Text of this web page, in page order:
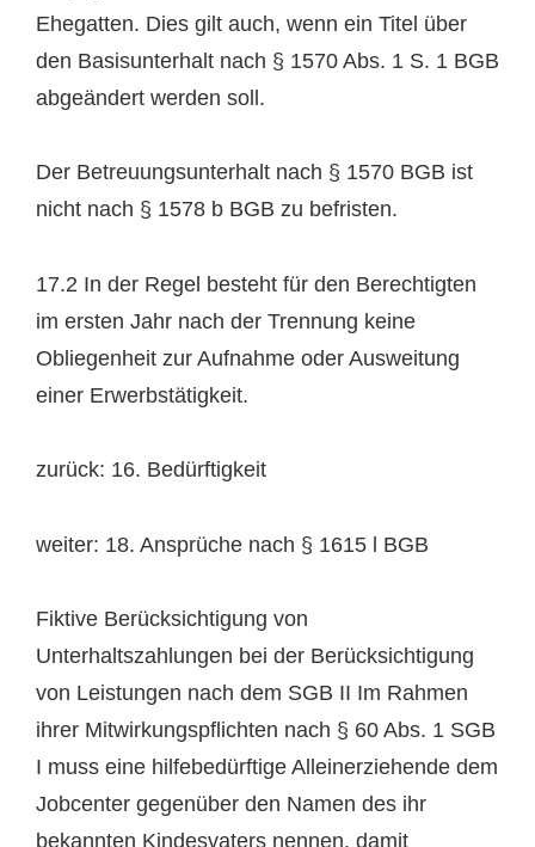
Ehegatten. Dies gilt auch, wenn ein Titel über
den Basisunterhalt nach § 1570 Abs. 1 S. 1 BGB
abgeändert werden soll.
Der Betreuungsunterhalt nach § 1570 BGB ist
nicht nach § 1578 b BGB zu befristen.
17.2 In der Regel besteht für den Berechtigten
im ersten Jahr nach der Trennung keine
Obliegenheit zur Aufnahme oder Ausweitung
einer Erwerbstätigkeit.
zurück: 16. Bedürftigkeit
weiter: 18. Ansprüche nach § 1615 l BGB
Fiktive Berücksichtigung von
Unterhaltszahlungen bei der Berücksichtigung
von Leistungen nach dem SGB II Im Rahmen
ihrer Mitwirkungspflichten nach § 60 Abs. 1 SGB
I muss eine hilfebedürftige Alleinerziehende dem
Jobcenter gegenüber den Namen des ihr
bekannten Kindesvaters nennen, damit